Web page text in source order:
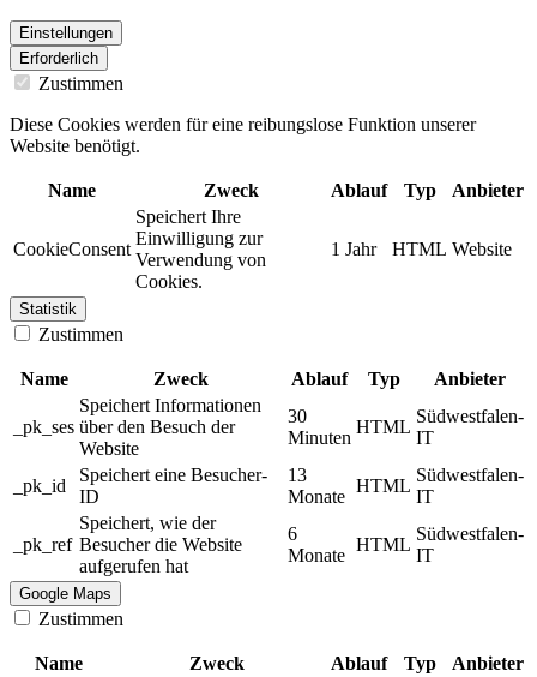
Einstellungen
Erforderlich
Zustimmen
Diese Cookies werden für eine reibungslose Funktion unserer
Website benötigt.
Name Zweck Ablauf Typ Anbieter
CookieConsent
Speichert Ihre
Einwilligung zur
Verwendung von
Cookies.
1 Jahr HTML Website
Statistik
Zustimmen
Name Zweck Ablauf Typ Anbieter
_pk_ses
Speichert Informationen
über den Besuch der
Website
30
Minuten
HTML
Südwestfalen-
IT
_pk_id
Speichert eine Besucher-
ID
13
Monate
HTML
Südwestfalen-
IT
_pk_ref
Speichert, wie der
Besucher die Website
aufgerufen hat
6
Monate
HTML
Südwestfalen-
IT
Google Maps
Zustimmen
Name Zweck Ablauf Typ Anbieter